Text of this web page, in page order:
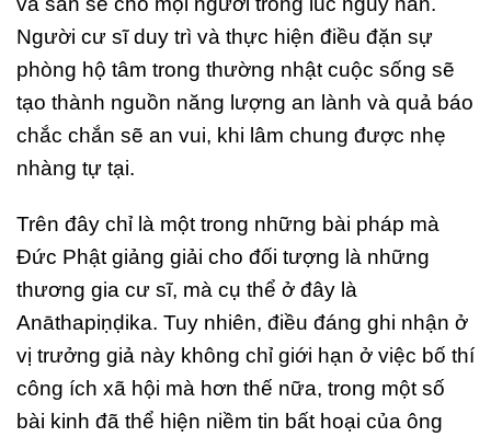
Người cư sĩ duy trì và thực hiện điều đặn sự
phòng hộ tâm trong thường nhật cuộc sống sẽ
tạo thành nguồn năng lượng an lành và quả báo
chắc chắn sẽ an vui, khi lâm chung được nhẹ
nhàng tự tại.
Trên đây chỉ là một trong những bài pháp mà
Đức Phật giảng giải cho đối tượng là những
thương gia cư sĩ, mà cụ thể ở đây là
Anāthapiṇḍika. Tuy nhiên, điều đáng ghi nhận ở
vị trưởng giả này không chỉ giới hạn ở việc bố thí
công ích xã hội mà hơn thế nữa, trong một số
bài kinh đã thể hiện niềm tin bất hoại của ông